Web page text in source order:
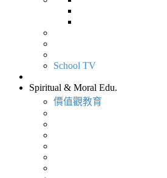
School TV
Spiritual & Moral Edu.
價值觀教育